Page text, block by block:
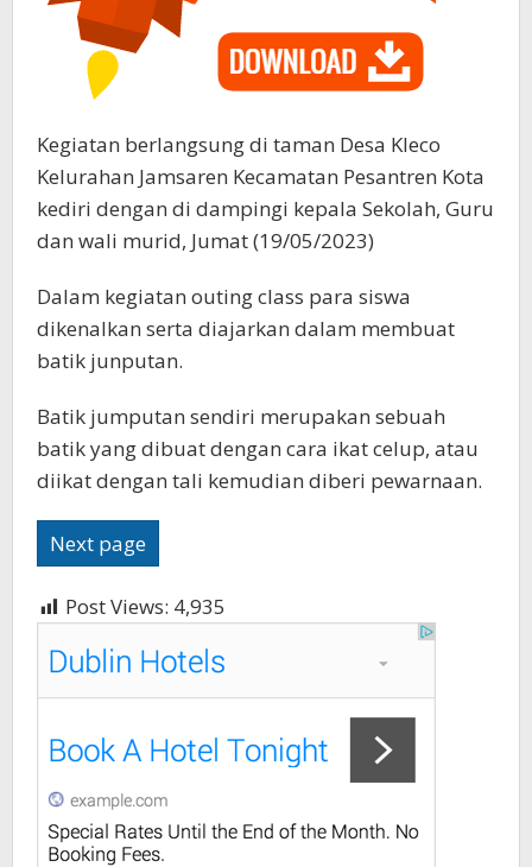
Kegiatan berlangsung di taman Desa Kleco
Kelurahan Jamsaren Kecamatan Pesantren Kota
kediri dengan di dampingi kepala Sekolah, Guru
dan wali murid, Jumat (19/05/2023)
Dalam kegiatan outing class para siswa
dikenalkan serta diajarkan dalam membuat
batik junputan.
Batik jumputan sendiri merupakan sebuah
batik yang dibuat dengan cara ikat celup, atau
diikat dengan tali kemudian diberi pewarnaan.
Next page
Post Views: 4,935